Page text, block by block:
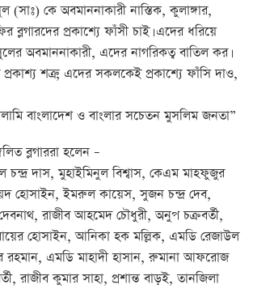
(সাঃ) কে অবমাননাকারী নাস্তিক, কুলাঙ্গার,
ব্লগারদের প্রকাশ্যে ফাঁসী চাই। এদের ধরিয়ে
অবমাননাকারী, এদের নাগরিকত্ব বাতিল কর।
শত্রু, এদের সকলকেই প্রকাশ্যে ফাঁসি দাও,
বাংলাদেশ ও বাংলার সচেতন মুসলিম জনতা”
ব্লগাররা হলেন –
দাস, মুহাইমিনুল বিশ্বাস, কেএম মাহফুজুর
হোসাইন, ইমরুল কায়েস, সুজন চন্দ্র দেব,
রাজীব আহমেদ চৌধুরী, অনুপ চক্রবর্তী,
হোসাইন, আনিকা হক মল্লিক, এমডি রেজাউল
রহমান, এমডি মাহাদী হাসান, রুমানা আফরোজ
রাজীব কুমার সাহা, প্রশান্ত বাড়ই, তানজিলা